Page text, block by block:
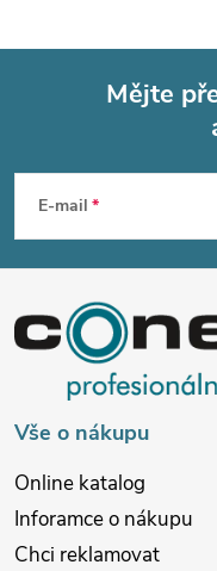
p
a
Mějte
E-mail
Vše o nákupu
Online katalog
Inforamce o nákupu
Chci reklamovat